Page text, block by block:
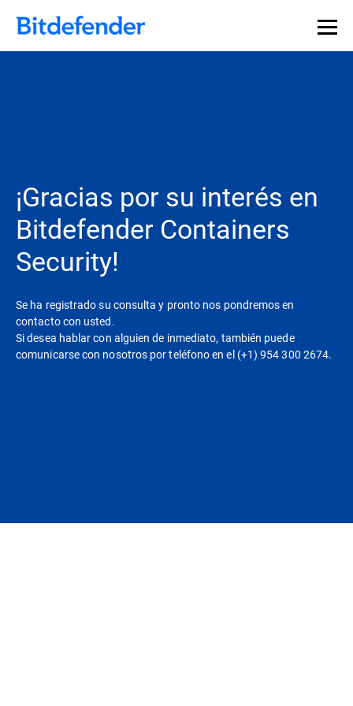
¡Gracias por su interés en
Bitdefender Containers
Security!
Se ha registrado su consulta y pronto nos pondremos en
contacto con usted.
Si desea hablar con alguien de inmediato, también puede
comunicarse con nosotros por teléfono en el (+1) 954 300 2674.